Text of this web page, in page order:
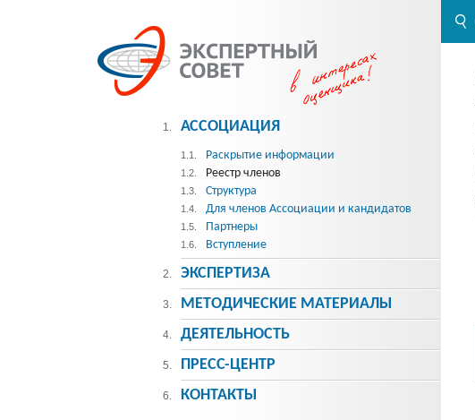
1. АССОЦИАЦИЯ
1.1. Раскрытие информации
1.2. Реестр членов
1.3. Структура
1.4. Для членов Ассоциации и кандидатов
1.5. Партнеры
1.6. Вступление
2. ЭКСПЕРТИЗА
3. МЕТОДИЧЕСКИE МАТЕРИАЛЫ
4. ДЕЯТЕЛЬНОСТЬ
5. ПРЕСС-ЦЕНТР
6. КОНТАКТЫ